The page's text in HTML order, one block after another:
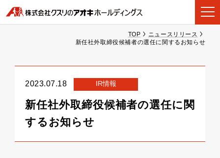
TOP
ニュースリリース
新任社外取締役候補者の選任に関するお知らせ
2023.07.18 IR情報
新任社外取締役候補者の選任に関
するお知らせ